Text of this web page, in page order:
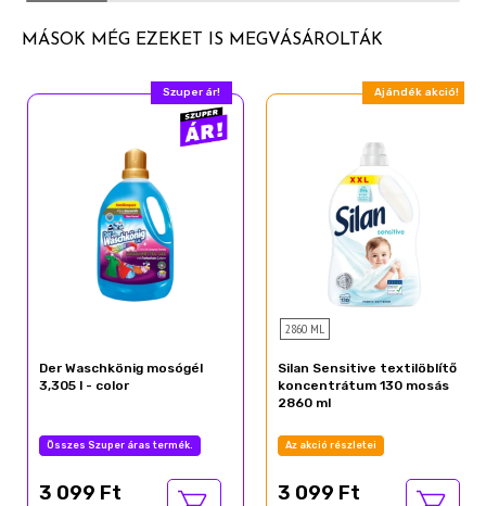
MÁSOK MÉG EZEKET IS MEGVÁSÁROLTÁK
Szuper ár!
Der Waschkönig mosógél
3,305 l - color
Összes Szuper áras termék.
3 099 Ft
Ajándék akció!
2860 ML
Silan Sensitive textilöblítő
koncentrátum 130 mosás
2860 ml
Az akció részletei
3 099 Ft